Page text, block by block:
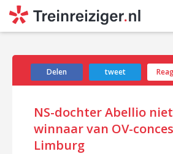
Delen tweet
NS-dochter Abellio
winnaar van OV-
Limburg